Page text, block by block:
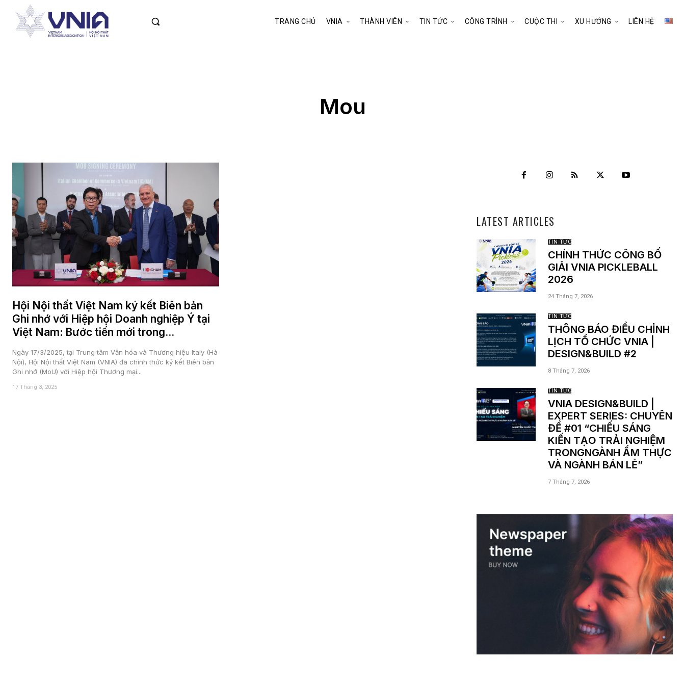
TRANG CHỦ VNIA THÀNH VIÊN TIN TỨC CÔNG TRÌNH CUỘC THI XU HƯỚNG LIÊN HỆ
Mou
Hội Nội thất Việt Nam ký kết Biên bản
Ghi nhớ với Hiệp hội Doanh nghiệp Ý tại
Việt Nam: Bước tiến mới trong...
Ngày 17/3/2025, tại Trung tâm Văn hóa và Thương hiệu Italy (Hà
Nội), Hội Nội thất Việt Nam (VNIA) đã chính thức ký kết Biên bản
Ghi nhớ (MoU) với Hiệp hội Thương mại...
17 Tháng 3, 2025
LATEST ARTICLES
TIN TỨC
CHÍNH THỨC CÔNG BỐ
GIẢI VNIA PICKLEBALL
2026
24 Tháng 7, 2026
TIN TỨC
THÔNG BÁO ĐIỀU CHỈNH
LỊCH TỔ CHỨC VNIA |
DESIGN&BUILD #2
8 Tháng 7, 2026
TIN TỨC
VNIA DESIGN&BUILD |
EXPERT SERIES: CHUYÊN
ĐỀ #01 “CHIẾU SÁNG
KIẾN TẠO TRẢI NGHIỆM
TRONGNGÀNH ẨM THỰC
VÀ NGÀNH BÁN LẺ”
7 Tháng 7, 2026